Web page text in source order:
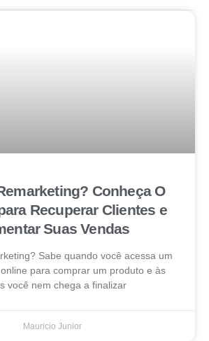
Conheça O
Recuperar Clientes e
Suas Vendas
Sabe quando você acessa um
para comprar um produto e às
você nem chega a finalizar
Mauricio Junior